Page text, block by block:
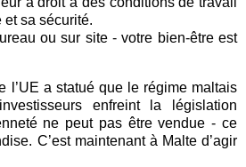
et sa sécurité.
ou sur site - votre bien-être est
l’UE a statué que le régime maltais
enfreint la législation
ne peut pas être vendue - ce
C’est maintenant à Malte d’agir